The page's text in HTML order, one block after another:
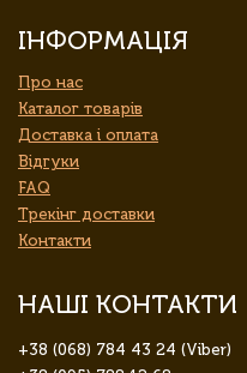
ІНФОРМАЦІЯ
Про нас
Каталог товарів
Доставка і оплата
Відгуки
FAQ
Трекінг доставки
Контакти
НАШІ КОНТАКТИ
+38 (068) 784 43 24 (Viber)